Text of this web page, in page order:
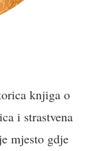
knjiga o
i strastvena
mjesto gdje